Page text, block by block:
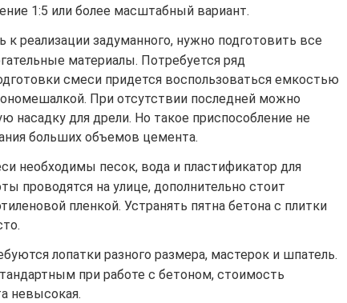
1:5 или более масштабный вариант.
реализации задуманного, нужно подготовить все
материалы. Потребуется ряд
смеси придется воспользоваться емкостью
При отсутствии последней можно
насадку для дрели. Но такое приспособление не
больших объемов цемента.
необходимы песок, вода и пластификатор для
проводятся на улице, дополнительно стоит
пленкой. Устранять пятна бетона с плитки
лопатки разного размера, мастерок и шпатель.
при работе с бетоном, стоимость
невысокая.